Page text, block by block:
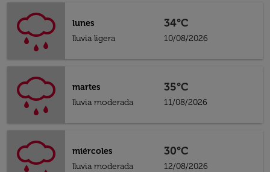
lunes
lluvia ligera
34°C
10/08/2026
martes
lluvia moderada
35°C
11/08/2026
miércoles
lluvia moderada
30°C
12/08/2026